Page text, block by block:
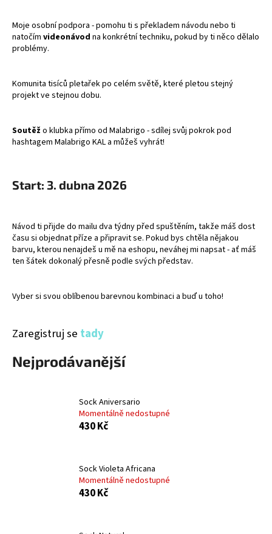
Moje osobní podpora - pomohu ti s překladem návodu nebo ti
natočím videonávod na konkrétní techniku, pokud by ti něco dělalo
problémy.
Komunita tisíců pletařek po celém světě, které pletou stejný
projekt ve stejnou dobu.
Soutěž o klubka přímo od Malabrigo - sdílej svůj pokrok pod
hashtagem Malabrigo KAL a můžeš vyhrát!
Start: 3. dubna 2026
Návod ti přijde do mailu dva týdny před spuštěním, takže máš dost
času si objednat příze a připravit se. Pokud bys chtěla nějakou
barvu, kterou nenajdeš u mě na eshopu, neváhej mi napsat - ať máš
ten šátek dokonalý přesně podle svých představ.
Vyber si svou oblíbenou barevnou kombinaci a buď u toho!
Zaregistruj se tady
Nejprodávanější
Sock Aniversario
Momentálně nedostupné
430 Kč
Sock Violeta Africana
Momentálně nedostupné
430 Kč
e
m
MODROBÍLÁ
PONOŽKOVÁ
725
Kč